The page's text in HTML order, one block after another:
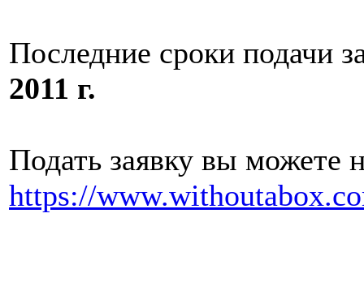
Последние сроки подачи
2011 г.
Подать заявку вы можете
https://